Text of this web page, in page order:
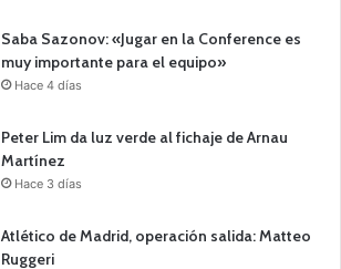
Saba Sazonov: «Jugar en la Conference es
muy importante para el equipo»
Hace 4 días
Peter Lim da luz verde al fichaje de Arnau
Martínez
Hace 3 días
Atlético de Madrid, operación salida: Matteo
Ruggeri